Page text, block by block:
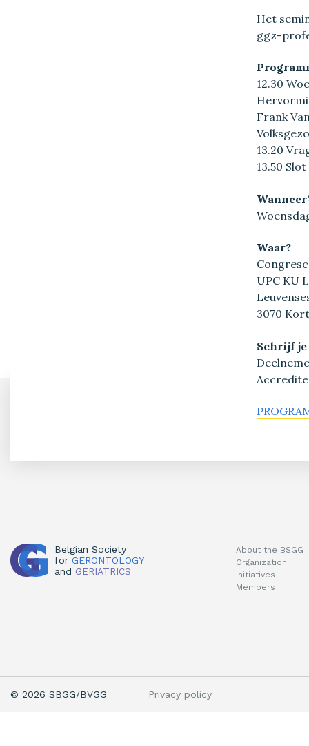
Het
ggz-
12.30
Frank
13.20
13.50 Slot
Waar?
UPC KU
3070
Schrijf
Belgian Society
for GERONTOLOGY
and GERIATRICS
About the BSGG
Organization
Initiatives
Members
© 2026 SBGG/BVGG Privacy policy